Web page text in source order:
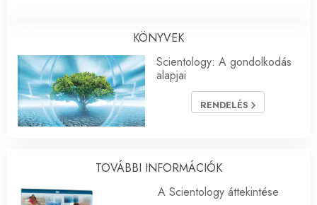
KÖNYVEK
Scientology: A gondolkodás
alapjai
RENDELÉS
TOVÁBBI INFORMÁCIÓK
A Scientology áttekintése